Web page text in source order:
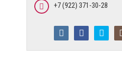
+7 (922) 371-30-28